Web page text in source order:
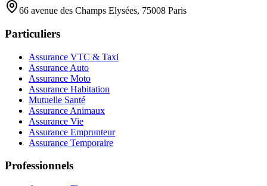
66 avenue des Champs Elysées, 75008 Paris
Particuliers
Assurance VTC & Taxi
Assurance Auto
Assurance Moto
Assurance Habitation
Mutuelle Santé
Assurance Animaux
Assurance Vie
Assurance Emprunteur
Assurance Temporaire
Professionnels